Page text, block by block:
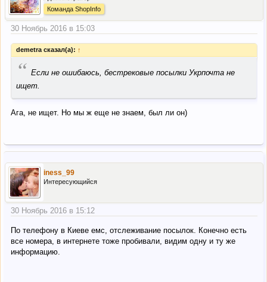
Команда ShopInfo
30 Ноябрь 2016 в 15:03
demetra сказал(а): ↑
“ Если не ошибаюсь, бестрековые посылки Укрпочта не
ищет.
Ага, не ищет. Но мы ж еще не знаем, был ли он)
iness_99
Интересующийся
30 Ноябрь 2016 в 15:12
По телефону в Киеве емс, отслеживание посылок. Конечно есть
все номера, в интернете тоже пробивали, видим одну и ту же
информацию.